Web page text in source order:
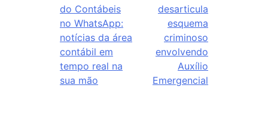
do Contábeis
no WhatsApp:
notícias da área
contábil em
tempo real na
sua mão
desarticula
esquema
criminoso
envolvendo
Auxílio
Emergencial